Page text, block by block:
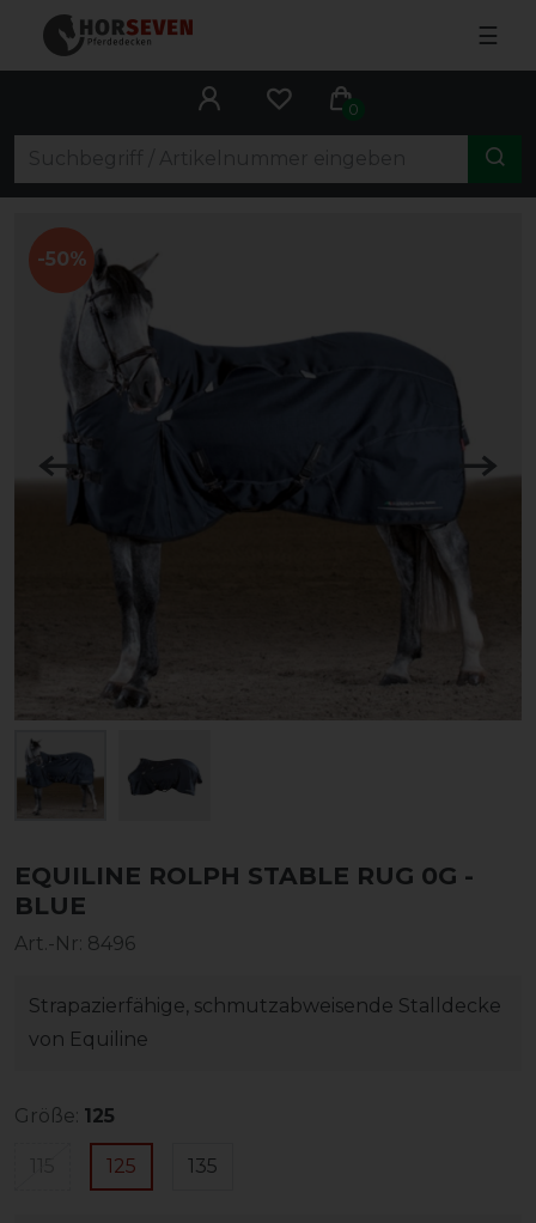
☰
0
-50%
EQUILINE ROLPH STABLE RUG 0G -
BLUE
Art.-Nr: 8496
Strapazierfähige, schmutzabweisende Stalldecke
von Equiline
Größe: 125
125 135